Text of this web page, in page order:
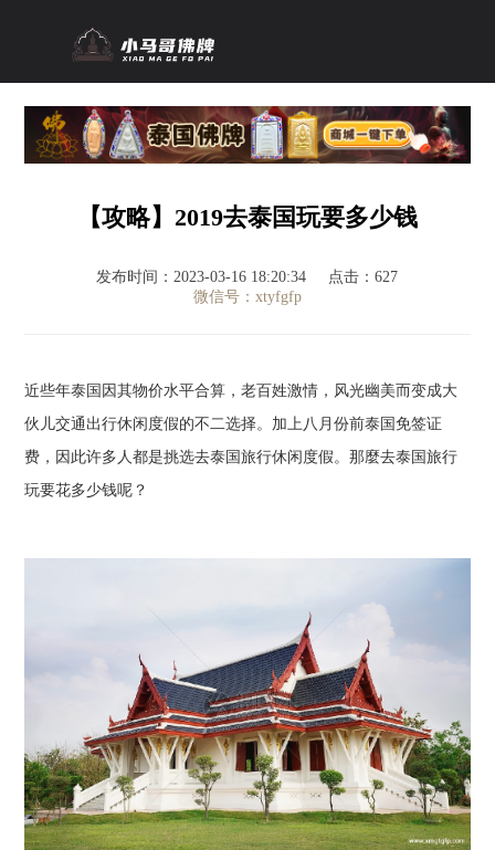
【攻略】2019去泰国玩要多少钱
发布时间：2023-03-16 18:20:34
点击：627
微信号：xtyfgfp
近些年泰国因其物价水平合算，老百姓激情，风光幽美而变成大
伙儿交通出行休闲度假的不二选择。加上八月份前泰国免签证
费，因此许多人都是挑选去泰国旅行休闲度假。那麼去泰国旅行
玩要花多少钱呢？